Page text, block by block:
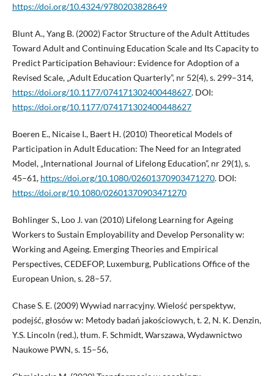
https://doi.org/10.4324/9780203828649
Blunt A., Yang B. (2002) Factor Structure of the Adult Attitudes
Toward Adult and Continuing Education Scale and Its Capacity to
Predict Participation Behaviour: Evidence for ­Adoption of a
Revised Scale, „Adult Education Quarterly”, nr 52(4), s. 299–314,
https://doi.org/10.1177/074171302400448627. DOI:
https://doi.org/10.1177/074171302400448627
Boeren E., Nicaise I., Baert H. (2010) Theoretical Models of
Participation in Adult Education: The Need for an Integrated
Model, „International Journal of Lifelong Education”, nr 29(1), s.
45–61, https://doi.org/10.1080/02601370903471270. DOI:
https://doi.org/10.1080/02601370903471270
Bohlinger S., Loo J. van (2010) Lifelong Learning for Ageing
Workers to Sustain Employability and Develop Personality w:
Working and Ageing. Emerging Theories and Empirical
Perspectives, CEDEFOP, Luxemburg, Publications Office of the
European Union, s. 28–57.
Chase S. E. (2009) Wywiad narracyjny. Wielość perspektyw,
podejść, głosów w: Metody badań jakościowych, t. 2, N. K. Denzin,
Y.S. Lincoln (red.), tłum. F. Schmidt, Warszawa, Wydawnictwo
Naukowe PWN, s. 15–56,